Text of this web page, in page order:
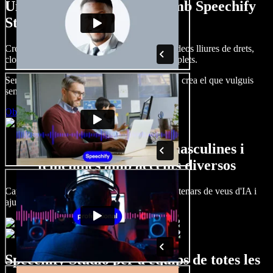
Un tastet del que pots fer amb Speechify
Studio.
Crea dobl. de veu, afegeix imatges, àudio, vídeos lliures de drets,
clona veus i munta projectes multimèdia complets.
Sense corba d’aprenentatge, tot al navegador: crea el que vulguis
sense els límits de sempre.
Obre l'Studio
Gran varietat de veus masculines i
femenines amb accents diversos
Cap projecte ha de sonar igual. Tria entre centenars de veus d'IA i
ajusta'n l’accent.
Speechify Studio per a equips de totes les